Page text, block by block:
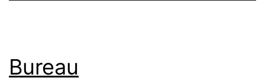
Bureau